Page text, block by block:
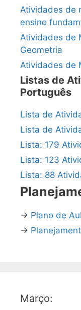
Atividades de
ensino
Atividades de
Geometria
Atividades de
Listas de
Português
Lista de
Lista de
Lista: 179
Lista: 123
Lista: 88
→ Plano de
→
Março: